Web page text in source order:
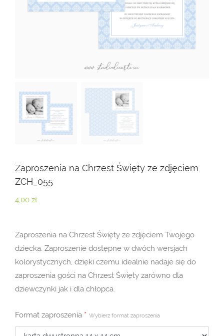
Zaproszenia na Chrzest Święty ze zdjęciem
ZCH_055
4,00 zł
Zaproszenia na Chrzest Święty ze zdjęciem Twojego
dziecka. Zaproszenie dostępne w dwóch wersjach
kolorystycznych, dzięki czemu idealnie nadaje się do
zaproszenia gości na Chrzest Święty zarówno dla
dziewczynki jak i dla chłopca.
Format zaproszenia * Wybierz format zaproszenia